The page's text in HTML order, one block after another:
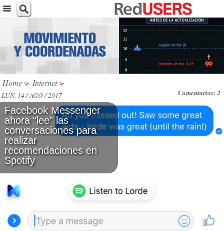
Home > Internet >
Comentarios: 2
LUN, 14 / AGO / 2017
Facebook Messenger
ahora “lee” las
conversaciones para
realizar
recomendaciones en
Spotify